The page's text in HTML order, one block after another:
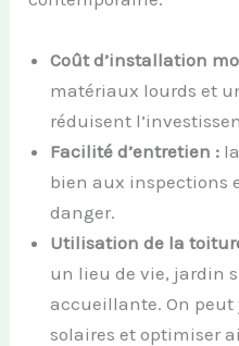
Coût d’installation
matériaux lourds et
réduisent
Facilité d’entretien :
bien aux inspections
danger.
Utilisation de la
un lieu de vie, jardin
accueillante. On
solaires et optimiser